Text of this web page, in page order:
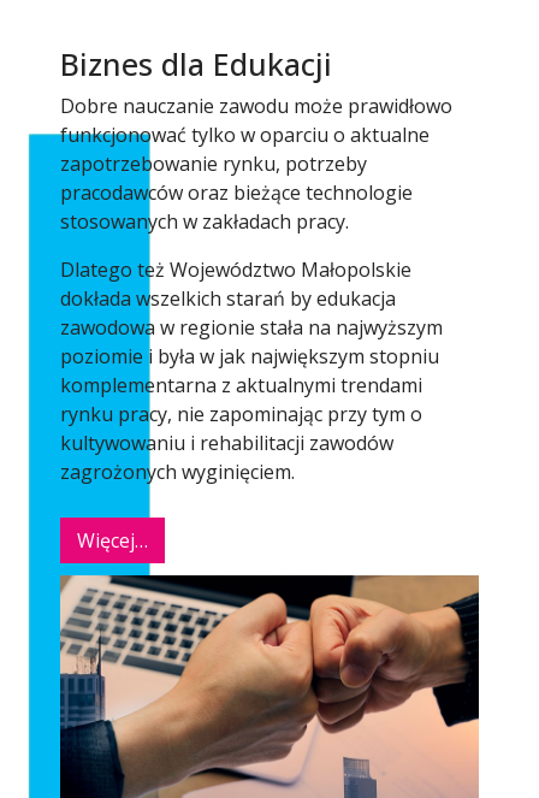
Biznes dla Edukacji
Dobre nauczanie zawodu może prawidłowo
funkcjonować tylko w oparciu o aktualne
zapotrzebowanie rynku, potrzeby
pracodawców oraz bieżące technologie
stosowanych w zakładach pracy.
Dlatego też Województwo Małopolskie
dokłada wszelkich starań by edukacja
zawodowa w regionie stała na najwyższym
poziomie i była w jak największym stopniu
komplementarna z aktualnymi trendami
rynku pracy, nie zapominając przy tym o
kultywowaniu i rehabilitacji zawodów
zagrożonych wyginięciem.
Więcej…